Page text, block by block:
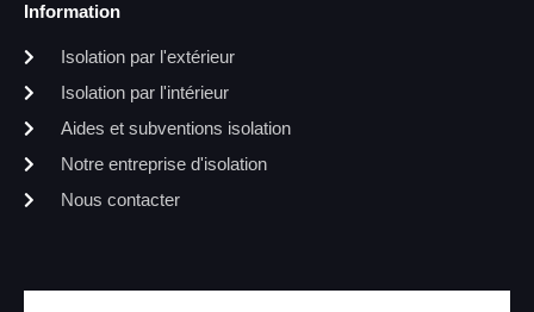
Information
Isolation par l'extérieur
Isolation par l'intérieur
Aides et subventions isolation
Notre entreprise d'isolation
Nous contacter